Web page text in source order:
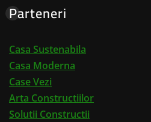
Parteneri
Casa Sustenabila
Casa Moderna
Case Vezi
Arta Constructiilor
Solutii Constructii